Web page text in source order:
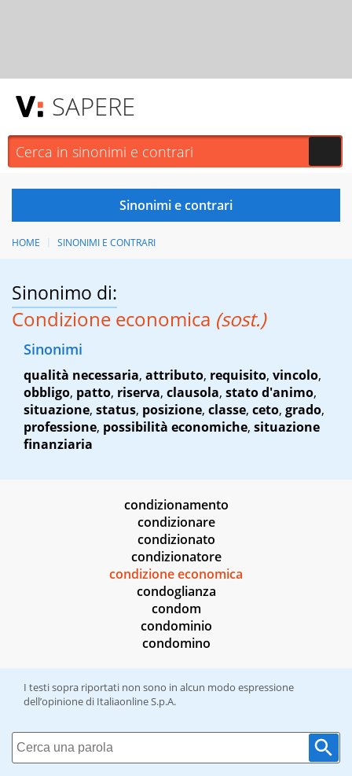
SAPERE
HOME SINONIMI E CONTRARI
Sinonimo di:
Condizione economica (sost.)
Sinonimi
qualità necessaria, attributo, requisito, vincolo,
obbligo, patto, riserva, clausola, stato d'animo,
situazione, status, posizione, classe, ceto, grado,
professione, possibilità economiche, situazione
finanziaria
condizionamento
condizionare
condizionato
condizionatore
condizione economica
condoglianza
condom
condominio
condomino
I testi sopra riportati non sono in alcun modo espressione
dell’opinione di Italiaonline S.p.A.